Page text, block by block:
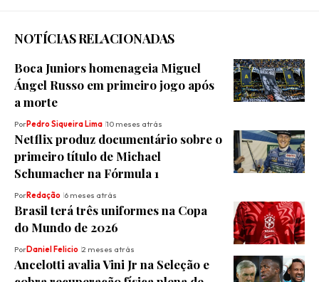
NOTÍCIAS RELACIONADAS
Boca Juniors homenageia Miguel
Ángel Russo em primeiro jogo após
a morte
PorPedro Siqueira Lima 10 meses atrás
Netflix produz documentário sobre o
primeiro título de Michael
Schumacher na Fórmula 1
PorRedação 6 meses atrás
Brasil terá três uniformes na Copa
do Mundo de 2026
PorDaniel Felicio 2 meses atrás
Ancelotti avalia Vini Jr na Seleção e